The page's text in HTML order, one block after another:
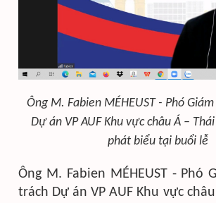
Ông M. Fabien MÉHEUST - Phó
Dự án VP AUF Khu vực châu Á –
phát biểu tại buổi lễ
Ông M. Fabien MÉHEUST - Phó
trách Dự án VP AUF Khu vực